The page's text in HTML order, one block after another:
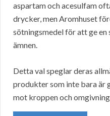
aspartam och acesulfam
drycker, men Aromhuset
sötningsmedel för att ge en
ämnen.
Detta val speglar deras
produkter som inte bara är
mot kroppen och